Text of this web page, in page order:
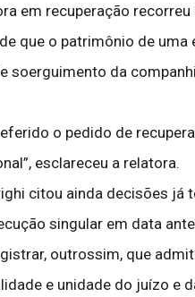
em recuperação
que o patrimônio de
soerguimento da
o pedido de
esclareceu a relatora.
citou ainda decisões já
singular em data
outrossim, que
e unidade do juízo e